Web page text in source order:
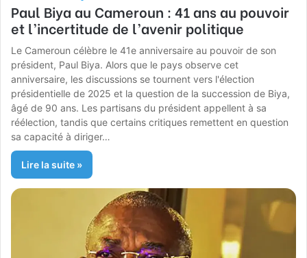
Paul Biya au Cameroun : 41 ans au pouvoir
et l’incertitude de l’avenir politique
Le Cameroun célèbre le 41e anniversaire au pouvoir de son
président, Paul Biya. Alors que le pays observe cet
anniversaire, les discussions se tournent vers l'élection
présidentielle de 2025 et la question de la succession de Biya,
âgé de 90 ans. Les partisans du président appellent à sa
réélection, tandis que certains critiques remettent en question
sa capacité à diriger…
Lire la suite »